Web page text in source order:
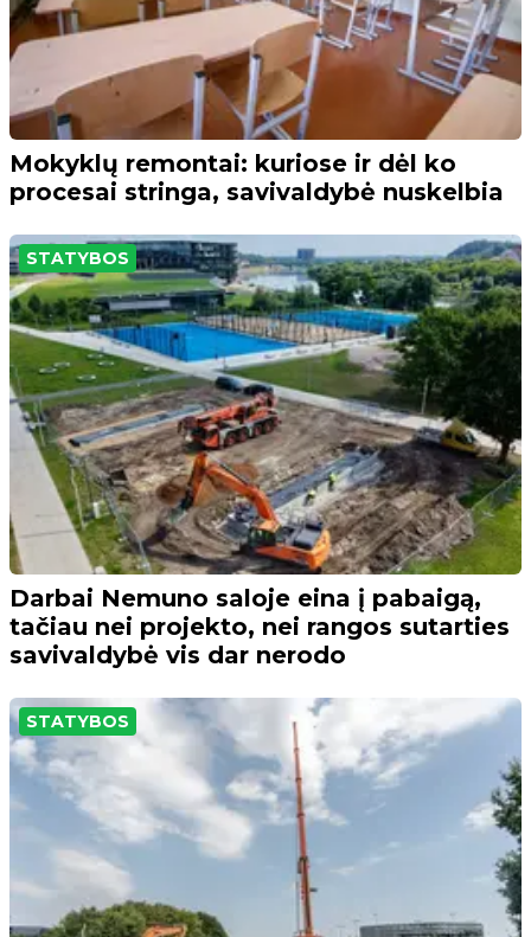
Mokyklų remontai: kuriose ir dėl ko
procesai stringa, savivaldybė nuskelbia
STATYBOS
Darbai Nemuno saloje eina į pabaigą,
tačiau nei projekto, nei rangos sutarties
savivaldybė vis dar nerodo
STATYBOS